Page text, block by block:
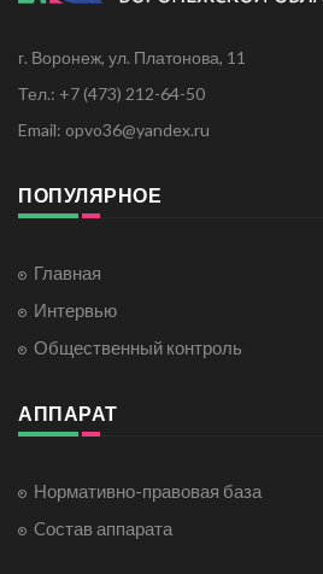
г. Воронеж, ул. Платонова, 11
Тел.: +7 (473) 212-64-50
Email: opvo36@yandex.ru
ПОПУЛЯРНОЕ
Главная
Интервью
Общественный контроль
АППАРАТ
Нормативно-правовая база
Cостав аппарата